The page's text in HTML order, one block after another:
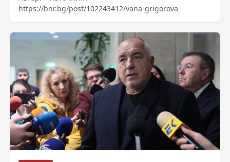
https://bnr.bg/post/102243412/vana-grigorova